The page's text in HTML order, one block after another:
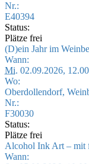
Nr.:
E40394
Status:
Plätze frei
(D)ein Jahr im
Wann:
Mi. 02.09.2026,
Wo:
Oberdollendorf,
Nr.:
F30030
Status:
Plätze frei
Alcohol Ink Art – mit
Wann: